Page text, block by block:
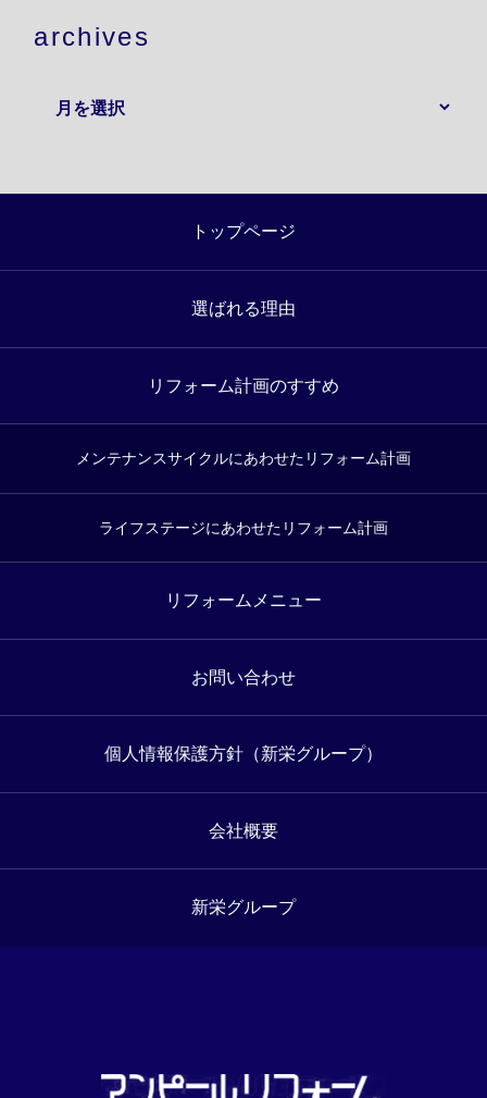
archives
トップページ
選ばれる理由
リフォーム計画のすすめ
メンテナンスサイクルにあわせたリフォーム計画
ライフステージにあわせたリフォーム計画
リフォームメニュー
お問い合わせ
個人情報保護方針（新栄グループ）
会社概要
新栄グループ